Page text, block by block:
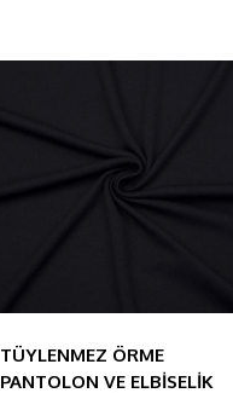
TÜYLENMEZ ÖRME
PANTOLON VE ELBİSELİK